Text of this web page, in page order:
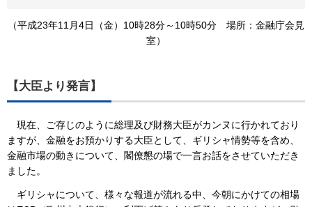
（平成23年11月4日（金）10時28分～10時50分 場所：金融庁会見
室）
【大臣より発言】
現在、ご存じのように総理及び財務大臣がカンヌに行かれており
ますが、金融をお預かりする大臣として、ギリシャ情勢等を含め、
金融市場の動きについて、閣僚懇の場で一言お話をさせていただき
ました。
ギリシャについて、様々な報道が流れる中、今朝にかけての相場